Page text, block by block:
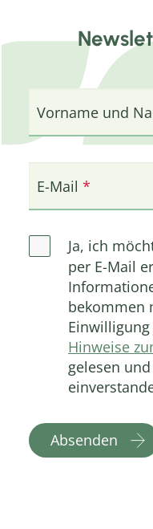
Vorname und
E-Mail
Ja, ich
per E-Mail
bekommen
Hinweise
gelesen
Absenden